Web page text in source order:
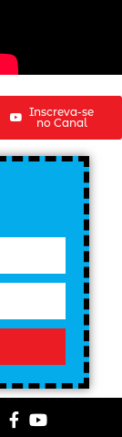
Inscreva-se
no Canal